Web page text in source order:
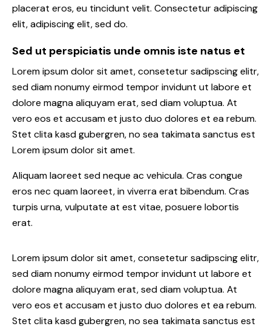
placerat eros, eu tincidunt velit. Consectetur adipiscing
elit, adipiscing elit, sed do.
Sed ut perspiciatis unde omnis iste natus et
Lorem ipsum dolor sit amet, consetetur sadipscing elitr,
sed diam nonumy eirmod tempor invidunt ut labore et
dolore magna aliquyam erat, sed diam voluptua. At
vero eos et accusam et justo duo dolores et ea rebum.
Stet clita kasd gubergren, no sea takimata sanctus est
Lorem ipsum dolor sit amet.
Aliquam laoreet sed neque ac vehicula. Cras congue
eros nec quam laoreet, in viverra erat bibendum. Cras
turpis urna, vulputate at est vitae, posuere lobortis
erat.
Lorem ipsum dolor sit amet, consetetur sadipscing elitr,
sed diam nonumy eirmod tempor invidunt ut labore et
dolore magna aliquyam erat, sed diam voluptua. At
vero eos et accusam et justo duo dolores et ea rebum.
Stet clita kasd gubergren, no sea takimata sanctus est